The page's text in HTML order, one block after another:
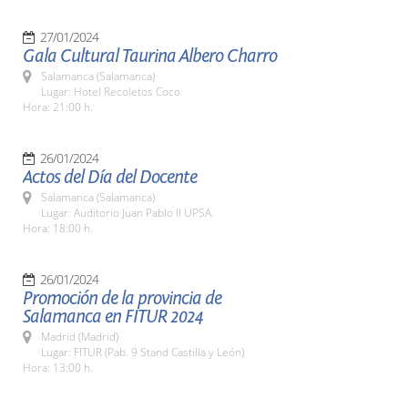
27/01/2024
Gala Cultural Taurina Albero Charro
Salamanca (Salamanca)
Lugar: Hotel Recoletos Coco
Hora: 21:00 h.
26/01/2024
Actos del Día del Docente
Salamanca (Salamanca)
Lugar: Auditorio Juan Pablo II UPSA.
Hora: 18:00 h.
26/01/2024
Promoción de la provincia de
Salamanca en FITUR 2024
Madrid (Madrid)
Lugar: FITUR (Pab. 9 Stand Castilla y León)
Hora: 13:00 h.